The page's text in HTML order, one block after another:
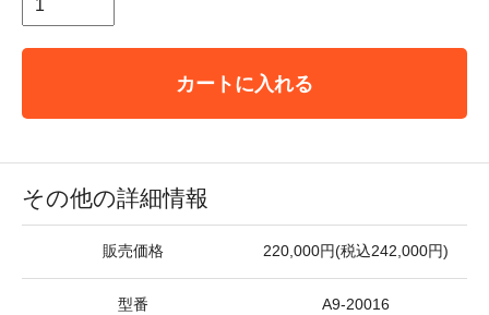
カートに入れる
その他の詳細情報
販売価格 220,000円(税込242,000円)
型番 A9-20016